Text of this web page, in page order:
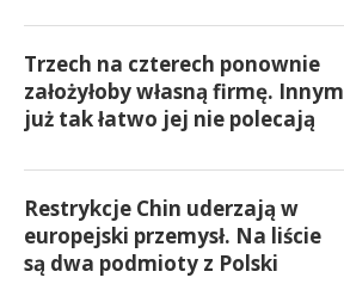
Trzech na czterech ponownie
założyłoby własną firmę. Innym
już tak łatwo jej nie polecają
Restrykcje Chin uderzają w
europejski przemysł. Na liście
są dwa podmioty z Polski